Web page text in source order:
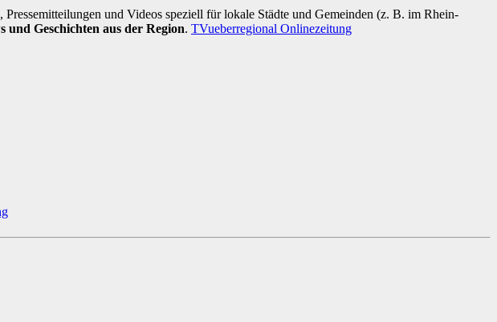
Pressemitteilungen und Videos speziell für lokale Städte und Gemeinden (z. B. im Rhein-
Geschichten aus der Region. TVueberregional Onlinezeitung